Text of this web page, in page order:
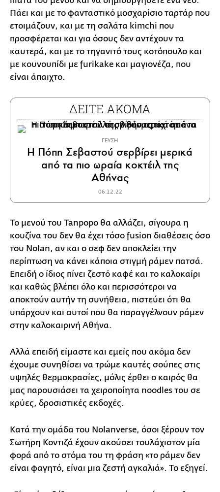
Πάει και με το φανταστικό μοσχαρίσιο ταρτάρ που
ετοιμάζουν, και με τη σαλάτα kimchi που
προσφέρεται και για όσους δεν αντέχουν τα
καυτερά, και με το τηγανιτό τους κοτόπουλο και
με κουνουπίδι με furikake και μαγιονέζα, που
είναι άπαιχτο.
ΔΕΙΤΕ ΑΚΟΜΑ
ΓΕΥΣΗ
Η Πόπη Σεβαστού σερβίρει μερικά
από τα πιο ωραία κοκτέιλ της
Αθήνας
06.12.22
Το μενού του Tanpopo θα αλλάζει, σίγουρα η
κουζίνα του δεν θα έχει τόσο fusion διαθέσεις όσο
του Nolan, αν και ο σεφ δεν αποκλείει την
περίπτωση να κάνει κάποια στιγμή ράμεν πατσά.
Επειδή ο ίδιος πίνει ζεστό καφέ και το καλοκαίρι
και καθώς βλέπει όλο και περισσότεροι να
αποκτούν αυτήν τη συνήθεια, πιστεύει ότι θα
υπάρχουν και αυτοί που θα παραγγέλνουν ράμεν
στην καλοκαιρινή Αθήνα.
Αλλά επειδή είμαστε και εμείς που ακόμα δεν
έχουμε συνηθίσει να τρώμε καυτές σούπες στις
υψηλές θερμοκρασίες, μόλις έρθει ο καιρός θα
μας παρουσιάσει τα χειροποίητα noodles του σε
κρύες, δροσιστικές εκδοχές.
Κατά την ομάδα του Nolanverse, όσοι ξέρουν τον
Σωτήρη Κοντιζά έχουν ακούσει τουλάχιστον μία
φορά από το στόμα του τη φράση «το ράμεν δεν
είναι φαγητό, είναι μια ζεστή αγκαλιά». Το εξηγεί.